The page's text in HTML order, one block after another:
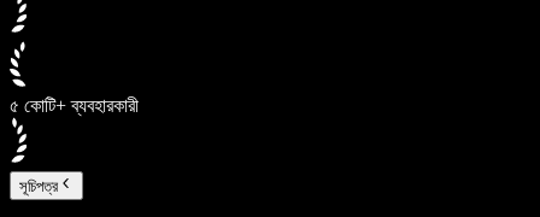
৫ কোটি+ ব্যবহারকারী
সূচিপত্র